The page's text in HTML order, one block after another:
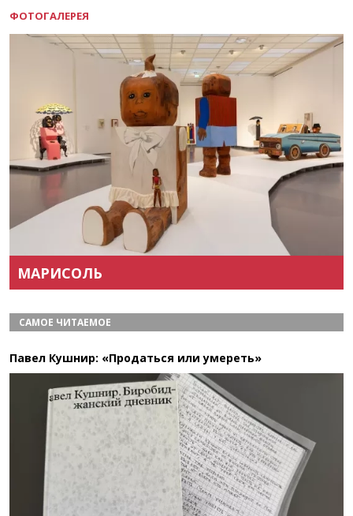
ФОТОГАЛЕРЕЯ
МАРИСОЛЬ
САМОЕ ЧИТАЕМОЕ
Павел Кушнир: «Продаться или умереть»